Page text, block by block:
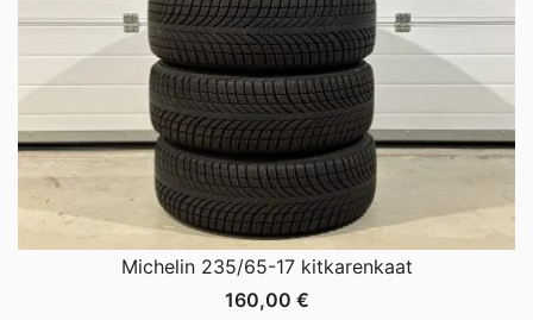
Michelin 235/65-17 kitkarenkaat
160,00 €